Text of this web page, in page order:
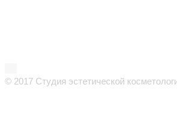
© 2017 Студия эстетической